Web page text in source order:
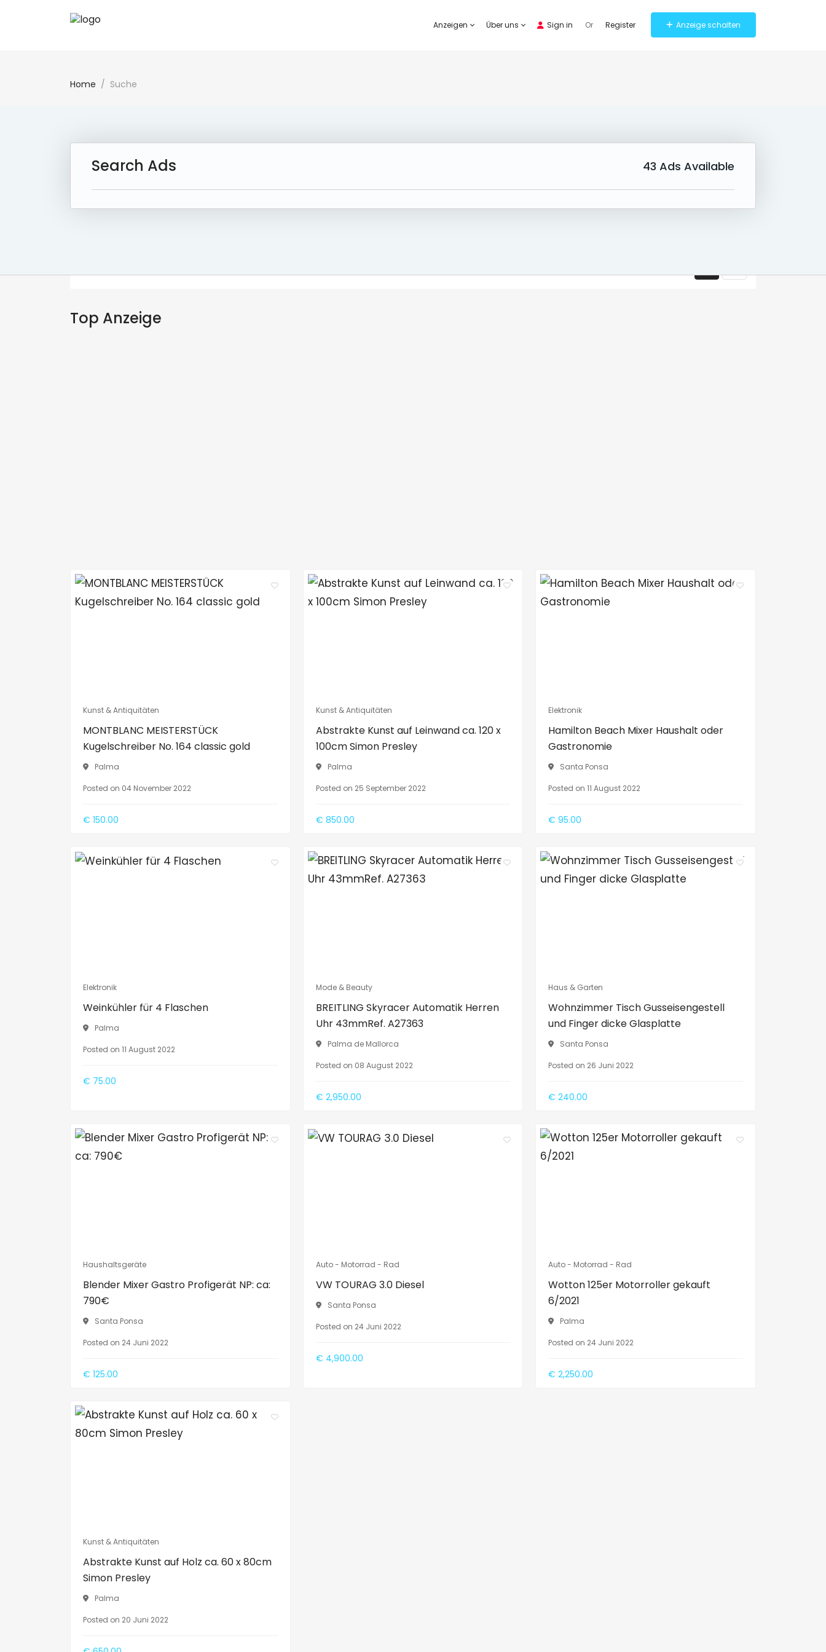
Anzeigen Über uns Sign in Or Register Anzeige schalten
Home Suche
Search Ads 43 Ads Available
Top Anzeige
Kunst & Antiquitäten
MONTBLANC MEISTERSTÜCK
Kugelschreiber No. 164 classic gold
Palma
Posted on 04 November 2022
€ 150.00
Kunst & Antiquitäten
Abstrakte Kunst auf Leinwand ca. 120 x
100cm Simon Presley
Palma
Posted on 25 September 2022
€ 850.00
Elektronik
Hamilton Beach Mixer Haushalt oder
Gastronomie
Santa Ponsa
Posted on 11 August 2022
€ 95.00
Elektronik
Weinkühler für 4 Flaschen
Palma
Posted on 11 August 2022
€ 75.00
Mode & Beauty
BREITLING Skyracer Automatik Herren
Uhr 43mmRef. A27363
Palma de Mallorca
Posted on 08 August 2022
€ 2,950.00
Haus & Garten
Wohnzimmer Tisch Gusseisengestell
und Finger dicke Glasplatte
Santa Ponsa
Posted on 26 Juni 2022
€ 240.00
Haushaltsgeräte
Blender Mixer Gastro Profigerät NP: ca:
790€
Santa Ponsa
Posted on 24 Juni 2022
€ 125.00
Auto - Motorrad - Rad
VW TOURAG 3.0 Diesel
Santa Ponsa
Posted on 24 Juni 2022
€ 4,900.00
Auto - Motorrad - Rad
Wotton 125er Motorroller gekauft
6/2021
Palma
Posted on 24 Juni 2022
€ 2,250.00
Kunst & Antiquitäten
Abstrakte Kunst auf Holz ca. 60 x 80cm
Simon Presley
Palma
Posted on 20 Juni 2022